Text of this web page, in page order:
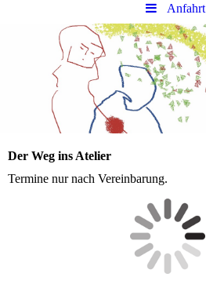
Anfahrt
Der Weg ins Atelier
Termine nur nach Vereinbarung.